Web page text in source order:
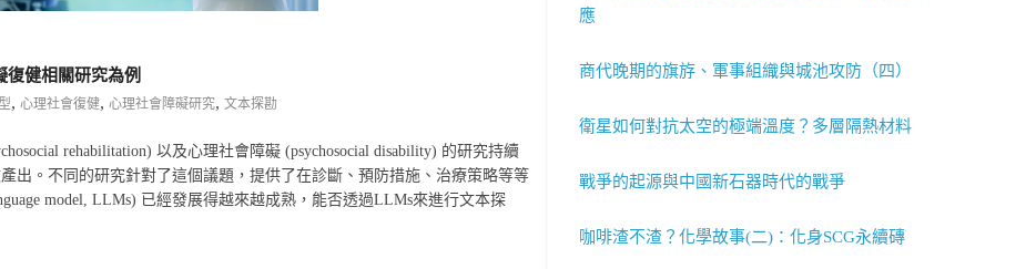
健相關研究為例
, 心理社會復健, 心理社會障礙研究, 文本探勘
rehabilitation) 以及心理社會障礙 (psychosocial disability) 的研究持續
出。不同的研究針對了這個議題，提供了在診斷、預防措施、治療策略等等
model, LLMs) 已經發展得越來越成熟，能否透過LLMs來進行文本探
應
商代晚期的旗斿、軍事組織與城池攻防（四）
衛星如何對抗太空的極端溫度？多層隔熱材料
戰爭的起源與中國新石器時代的戰爭
咖啡渣不渣？化學故事(二)：化身SCG永續磚